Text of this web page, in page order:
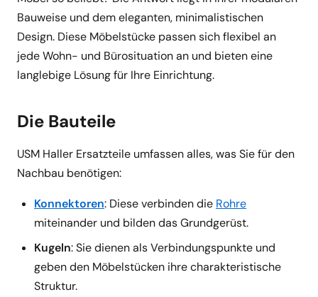
Bauweise und dem eleganten, minimalistischen
Design. Diese Möbelstücke passen sich flexibel an
jede Wohn- und Bürosituation an und bieten eine
langlebige Lösung für Ihre Einrichtung.
Die Bauteile
USM Haller Ersatzteile umfassen alles, was Sie für den
Nachbau benötigen:
Konnektoren: Diese verbinden die Rohre
miteinander und bilden das Grundgerüst.
Kugeln: Sie dienen als Verbindungspunkte und
geben den Möbelstücken ihre charakteristische
Struktur.